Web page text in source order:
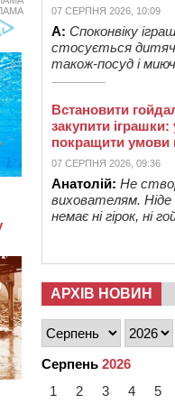
07 СЕРПНЯ 2026, 10:09
А: Споконвіку
стосується
також-посуд і
Встановити
закупити
покращити умови
07 СЕРПНЯ 2026, 09:36
Анатолій: Не
вихователям. Ніде
немає ні гірок, ні
АРХІВ НОВИН
Серпень 2026
1
2 3 4 5